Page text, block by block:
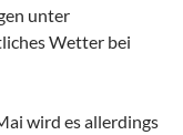
unter
Wetter bei
wird es allerdings